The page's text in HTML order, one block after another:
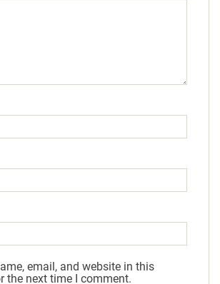
email, and website in this
the next time I comment.